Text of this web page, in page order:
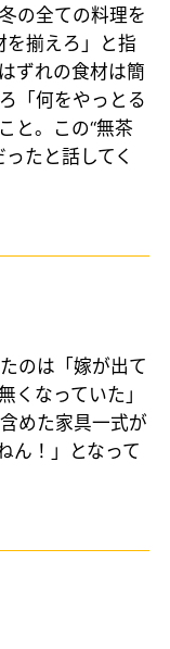
の全ての料理を
を揃えろ」と指
ずれの食材は簡
「何をやっとる
と。この“無茶
たと話してく
のは「嫁が出て
くなっていた」
めた家具一式が
ん！」となって